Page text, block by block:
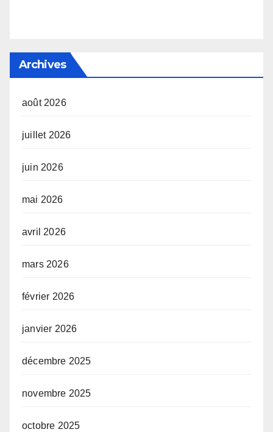
Archives
août 2026
juillet 2026
juin 2026
mai 2026
avril 2026
mars 2026
février 2026
janvier 2026
décembre 2025
novembre 2025
octobre 2025